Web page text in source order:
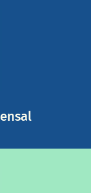
a sua ajuda